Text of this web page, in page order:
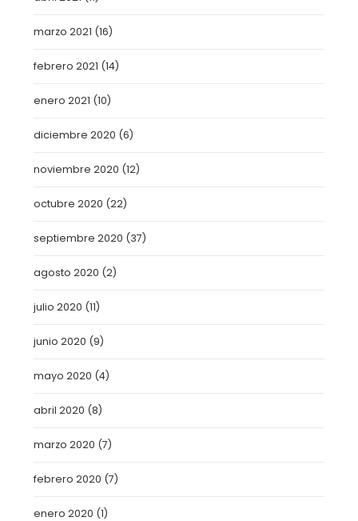
marzo 2021 (16)
febrero 2021 (14)
enero 2021 (10)
diciembre 2020 (6)
noviembre 2020 (12)
octubre 2020 (22)
septiembre 2020 (37)
agosto 2020 (2)
julio 2020 (11)
junio 2020 (9)
mayo 2020 (4)
abril 2020 (8)
marzo 2020 (7)
febrero 2020 (7)
enero 2020 (1)